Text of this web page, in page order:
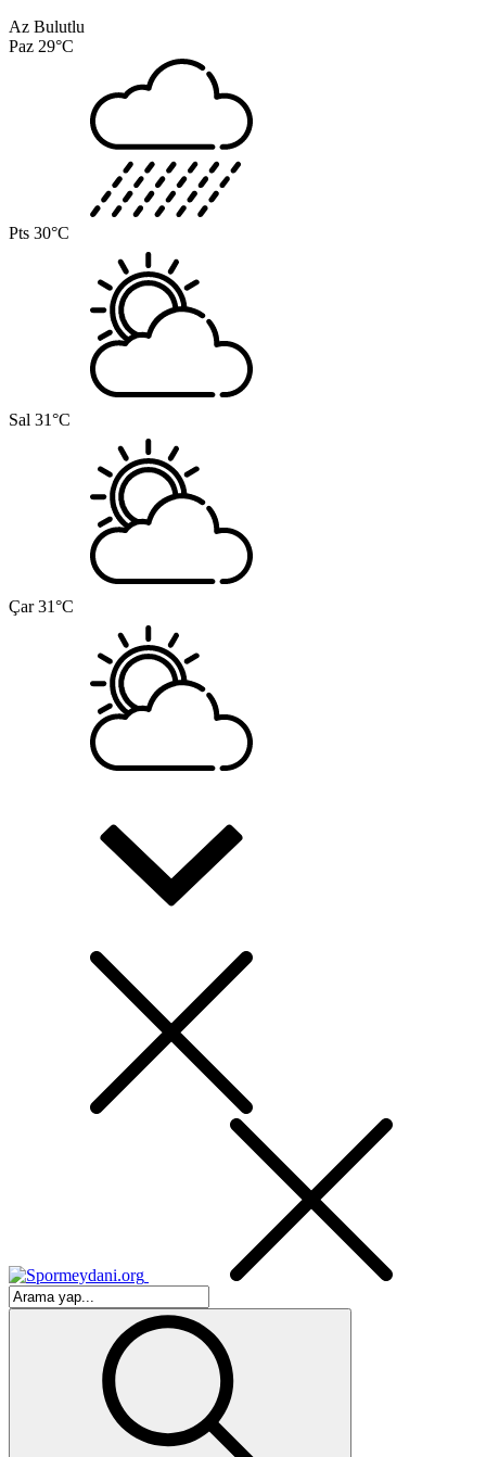
Az Bulutlu
Paz 29°C
Pts 30°C
Sal 31°C
Çar 31°C